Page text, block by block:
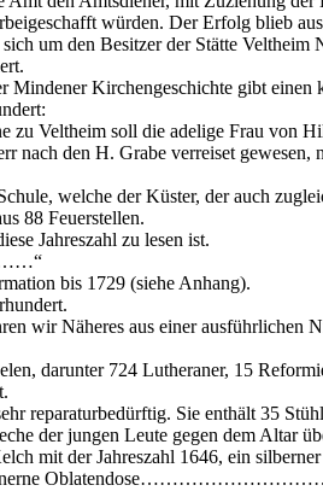
würden. Der Erfolg blieb
um den Besitzer der Stätte Veltheim
Kirchengeschichte gibt einen
zu Veltheim soll die adelige Frau von
den H. Grabe verreiset gewesen,
welche der Küster, der auch
88 Feuerstellen.
Jahreszahl zu lesen ist.
bis 1729 (siehe Anhang).
wir Näheres aus einer ausführlichen
darunter 724 Lutheraner, 15
reparaturbedürftig. Sie enthält 35
der jungen Leute gegen dem Altar
mit der Jahreszahl 1646, ein
zinnerne